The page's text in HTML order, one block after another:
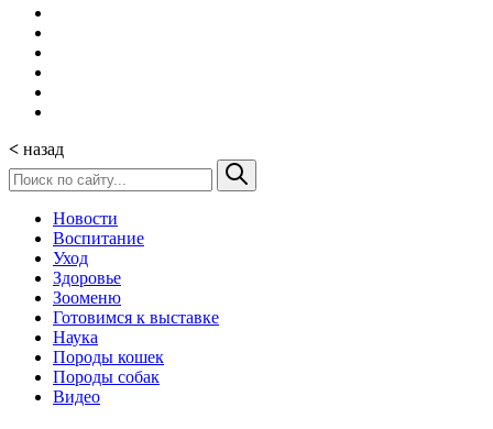
< назад
Новости
Воспитание
Уход
Здоровье
Зооменю
Готовимся к выставке
Наука
Породы кошек
Породы собак
Видео